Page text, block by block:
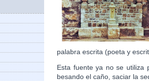
palabra escrita (poeta y
Esta fuente ya no se utiliza
besando el caño, saciar la